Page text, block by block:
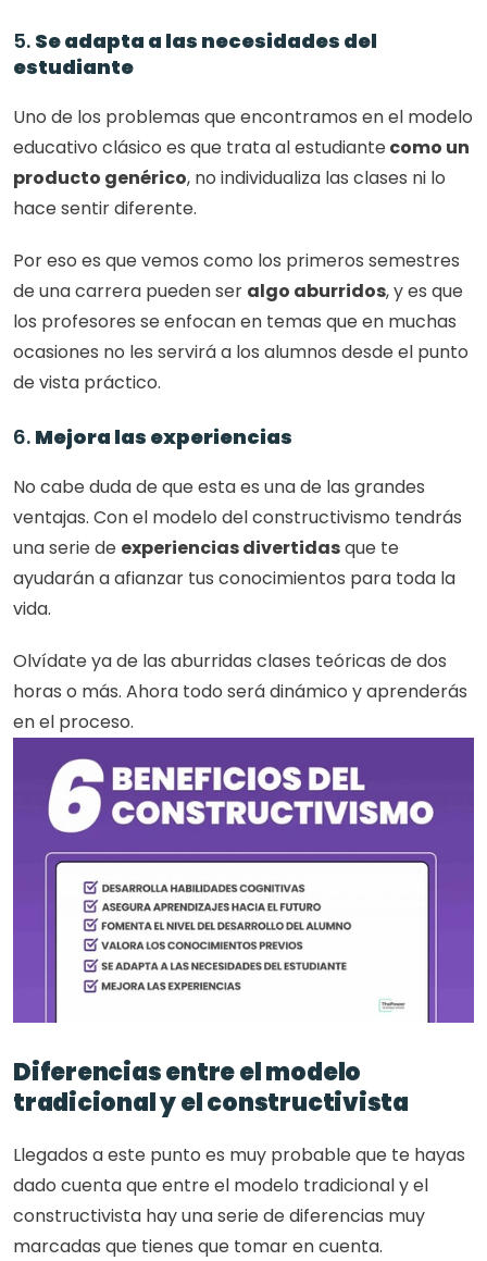
5. Se adapta a las necesidades del
estudiante
Uno de los problemas que encontramos en el modelo
educativo clásico es que trata al estudiante como un
producto genérico, no individualiza las clases ni lo
hace sentir diferente.
Por eso es que vemos como los primeros semestres
de una carrera pueden ser algo aburridos, y es que
los profesores se enfocan en temas que en muchas
ocasiones no les servirá a los alumnos desde el punto
de vista práctico.
6. Mejora las experiencias
No cabe duda de que esta es una de las grandes
ventajas. Con el modelo del constructivismo tendrás
una serie de experiencias divertidas que te
ayudarán a afianzar tus conocimientos para toda la
vida.
Olvídate ya de las aburridas clases teóricas de dos
horas o más. Ahora todo será dinámico y aprenderás
en el proceso.
Diferencias entre el modelo
tradicional y el constructivista
Llegados a este punto es muy probable que te hayas
dado cuenta que entre el modelo tradicional y el
constructivista hay una serie de diferencias muy
marcadas que tienes que tomar en cuenta.